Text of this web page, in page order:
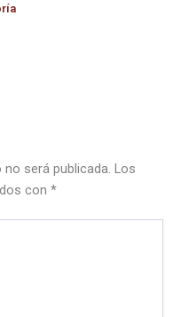
será publicada. Los
con *